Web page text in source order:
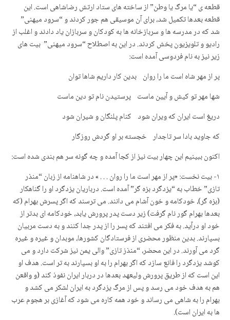
قطعه ی “یا مرگ یا وطن” از ساخته های ستاد ارتش رضاشاهی است. این
قطعه بعدها تکمیل شد، برای آن موسیقی هم جور کردند و “سرود میهنی”
شد که در مدرسه ها و سربازخانه ها به کودکان و سربازان یاد دادند و اغلب از
رادیو و تلویزیون پخش کردند. در این به اصطلاح “سرود میهنی” بیت های
زیر نیز به نام فردوسی آمده است:
پر از مهر شاه است ما را روان بدین کار داریم شاها توان
شها مهر تو کیش و آیین ماست پرستیدن نام تو دین ماست
دریغ است ایران که ویران شود کنام پلنگان و شیران شود
که جاوید بادا سر تاجدار خجسته بر او گردش روزگار
اکنون ببینیم این چهار بیت نیز از کجا آمده و چه گونه سر هم بندی شده است:
۱- بیت نخست: «پر از مهر است ما را روان . . . » در شاهنامه از زبان “منذر
تازی” خطاب به “یزدگرد بزه گر” آمده است. درباریان یزدگرد او را گناهکار
(بزه گر)، خودکامه و خون آشام می دانند. می ترسند که اگر پسرش بهرام (که
بعدها بهرام گور نام گرفت) زیر دست پدر پرورش یابد، خودکامه ای بدتر از
خود او درآید. به فکر می افتند که پسر را از پدر جدا کنند و به دست مربیان
بسپارند. بدین منظور محضری از فرستادگان کشورها، موبدان و غیره و غیره
گرد می آورند. در این محضر، “منذز تازی” والی یمن نیز شرکت دارد و می
کوشد یزدگرد را فانع سازد که اگر بهرام را به او بسپارند به تر است. هدف او
این است که از طریق پرورش ولیعهد بعدها در دربار ایران نفوذ کند (و واقعن
هم به هدف خود می رسد و پس از مرگ یزدگرد به ایران لشکر می کشد و
بهرام را به شاهی می رساند و خود همه کاره می شود که آغازی بر هجوم عرب
ها به ایران است).